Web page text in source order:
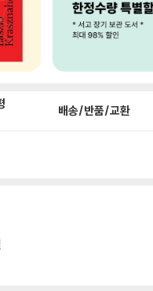
배송/반품/교환